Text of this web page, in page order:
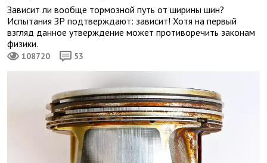
Зависит ли вообще тормозной путь от ширины шин?
Испытания ЗР подтверждают: зависит! Хотя на первый
взгляд данное утверждение может противоречить законам
физики.
108720 53